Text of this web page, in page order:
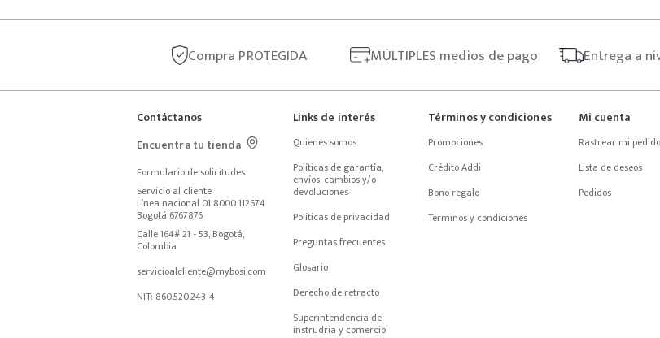
Compra PROTEGIDA MÚLTIPLES medios de pago Entrega a
Contáctanos
Encuentra tu tienda
Formulario de solicitudes
Servicio al cliente
Línea nacional 01 8000 112674
Bogotá 6767876
Calle 164# 21 - 53, Bogotá,
Colombia
servicioalcliente@mybosi.com
NIT: 860.520.243-4
Links de interés
Quienes somos
Políticas de garantía,
envíos, cambios y/o
devoluciones
Políticas de privacidad
Preguntas frecuentes
Glosario
Derecho de retracto
Superintendencia de
instrudria y comercio
Términos y condiciones
Promociones
Crédito Addi
Bono regalo
Términos y condiciones
Mi cuenta
Rastrear mi pedido
Lista de deseos
Pedidos